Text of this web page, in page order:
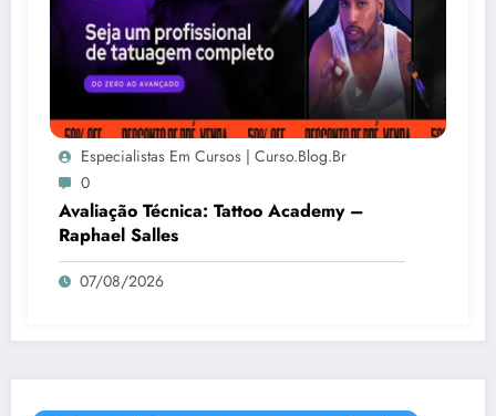
Especialistas Em Cursos | Curso.blog.br
0
Avaliação Técnica: Tattoo Academy –
Raphael Salles
07/08/2026